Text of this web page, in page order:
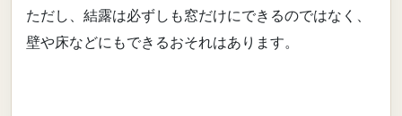
ただし、結露は必ずしも窓だけにできるのではなく、
壁や床などにもできるおそれはあります。